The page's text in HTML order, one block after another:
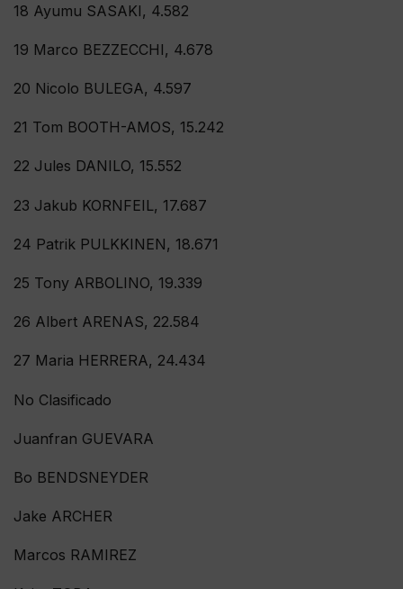
18 Ayumu SASAKI, 4.582
19 Marco BEZZECCHI, 4.678
20 Nicolo BULEGA, 4.597
21 Tom BOOTH-AMOS, 15.242
22 Jules DANILO, 15.552
23 Jakub KORNFEIL, 17.687
24 Patrik PULKKINEN, 18.671
25 Tony ARBOLINO, 19.339
26 Albert ARENAS, 22.584
27 Maria HERRERA, 24.434
No Clasificado
Juanfran GUEVARA
Bo BENDSNEYDER
Jake ARCHER
Marcos RAMIREZ